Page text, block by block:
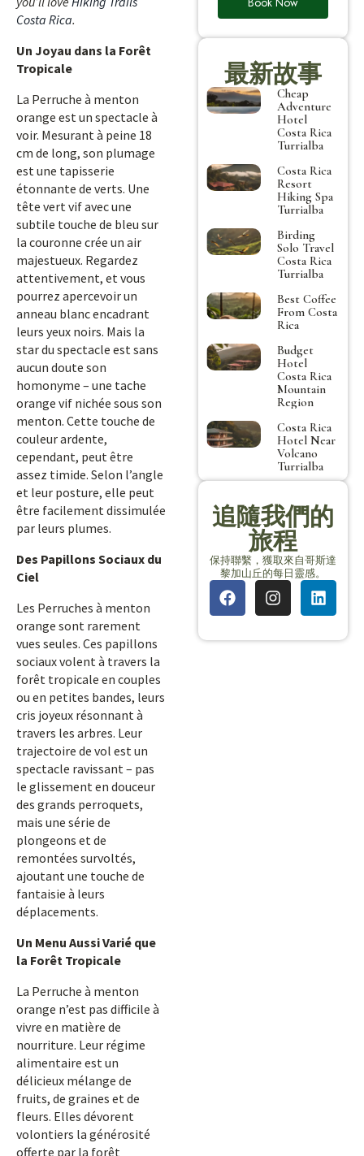
Costa Rica.
Un Joyau dans la Forêt
Tropicale
La Perruche à menton
orange est un spectacle à
voir. Mesurant à peine 18
cm de long, son plumage
est une tapisserie
étonnante de verts. Une
tête vert vif avec une
subtile touche de bleu sur
la couronne crée un air
majestueux. Regardez
attentivement, et vous
pourrez apercevoir un
anneau blanc encadrant
leurs yeux noirs. Mais la
star du spectacle est sans
aucun doute son
homonyme – une tache
orange vif nichée sous son
menton. Cette touche de
couleur ardente,
cependant, peut être
assez timide. Selon l’angle
et leur posture, elle peut
être facilement dissimulée
par leurs plumes.
Des Papillons Sociaux du
Ciel
Les Perruches à menton
orange sont rarement
vues seules. Ces papillons
sociaux volent à travers la
forêt tropicale en couples
ou en petites bandes, leurs
cris joyeux résonnant à
travers les arbres. Leur
trajectoire de vol est un
spectacle ravissant – pas
le glissement en douceur
des grands perroquets,
mais une série de
plongeons et de
remontées survoltés,
ajoutant une touche de
fantaisie à leurs
déplacements.
Un Menu Aussi Varié que
la Forêt Tropicale
La Perruche à menton
orange n’est pas difficile à
vivre en matière de
nourriture. Leur régime
alimentaire est un
délicieux mélange de
fruits, de graines et de
fleurs. Elles dévorent
volontiers la générosité
offerte par la forêt
最新故事
Cheap
Adventure
Hotel
Costa Rica
Turrialba
Costa Rica
Resort
Hiking Spa
Turrialba
Birding
Solo Travel
Costa Rica
Turrialba
Best Coffee
From Costa
Rica
Budget
Hotel
Costa Rica
Mountain
Region
Costa Rica
Hotel Near
Volcano
Turrialba
追隨我們的
旅程
保持聯繫，獲取來自哥斯達
黎加山丘的每日靈感。